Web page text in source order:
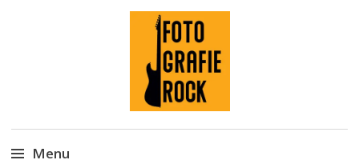
Fotografie ROCK
Menu